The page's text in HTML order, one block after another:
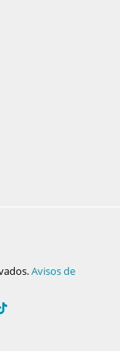
Avisos de